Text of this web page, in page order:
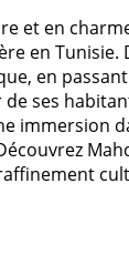
et en
en Tunisie.
en
ses
immersion